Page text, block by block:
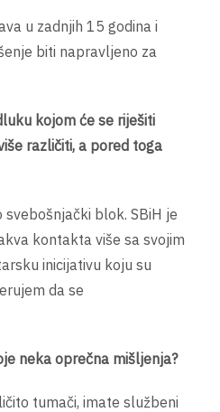
u zadnjih 15 godina i
biti napravljeno za
kojom će se riješiti
različiti, a pored toga
svebošnjački blok. SBiH je
kontakta više sa svojim
inicijativu koju su
da se
neka oprečna mišljenja?
tumači, imate službeni